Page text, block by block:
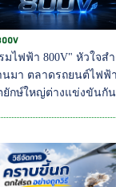
มไฟฟ้า 800V" หัวใจส
มา ตลาดรถยนต์ไฟฟ้
ยักษ์ใหญ่ต่างแข่งขันกัน